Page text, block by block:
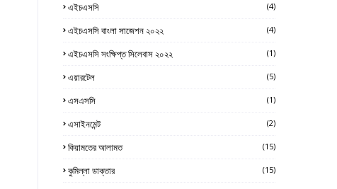
এইচএসসি (4)
এইচএসসি বাংলা সাজেশন ২০২২ (4)
এইচএসসি সংক্ষিপ্ত সিলেবাস ২০২২ (1)
এয়ারটেল (5)
এসএসসি (1)
এসাইনমেন্ট (2)
কিয়ামতের আলামত (15)
কুমিল্লা ডাক্তার (15)